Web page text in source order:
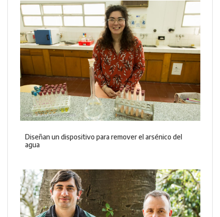
Diseñan un dispositivo para remover el arsénico del
agua